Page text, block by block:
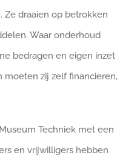
Ze draaien op betrokken
Waar onderhoud
bedragen en eigen inzet
moeten zij zelf financieren,
Techniek met een
en vrijwilligers hebben